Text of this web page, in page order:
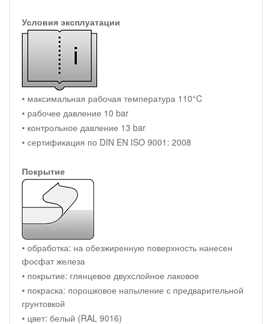
Условия эксплуатации
• максимальная рабочая температура 110°C
• рабочее давление 10 bar
• контрольное давление 13 bar
• сертификация по DIN EN ISO 9001: 2008
Покрытие
• обработка: на обезжиренную поверхность нанесен
фосфат железа
• покрытие: глянцевое двухслойное лаковое
• покраска: порошковое напыление с предварительной
грунтовкой
• цвет: белый (RAL 9016)